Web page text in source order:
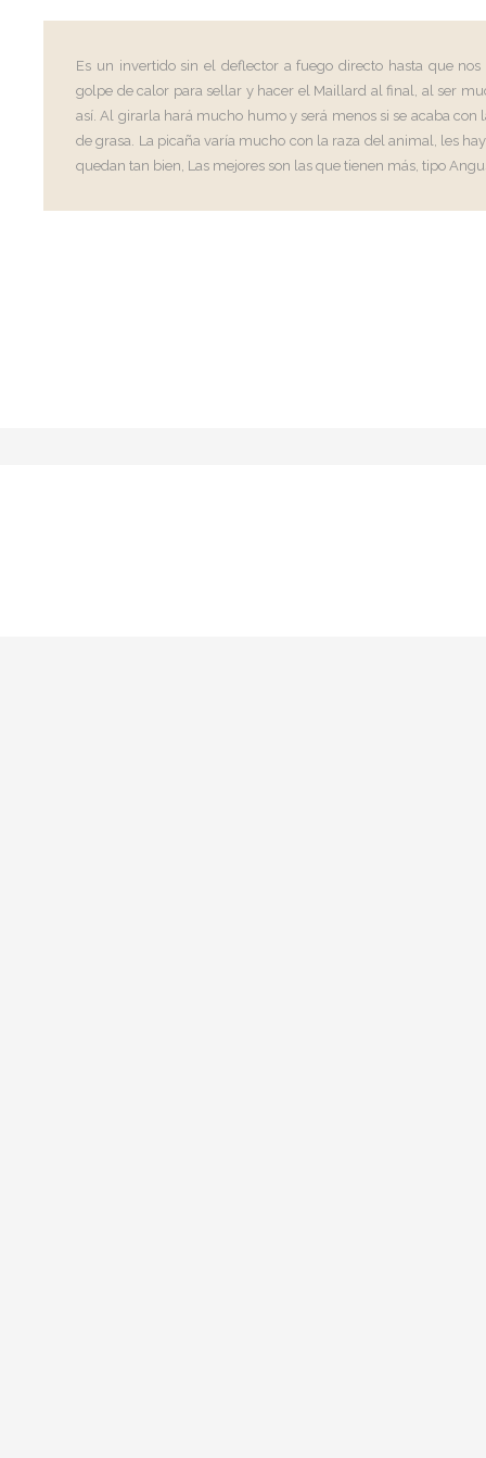
Es un invertido sin el deflector a fuego directo hasta que
golpe de calor para sellar y hacer el Maillard al final, al ser
así. Al girarla hará mucho humo y será menos si se acaba
de grasa. La picaña varía mucho con la raza del animal, les
quedan tan bien, Las mejores son las que tienen más, tipo